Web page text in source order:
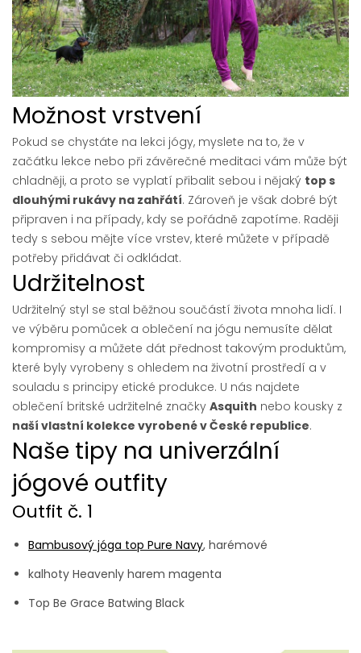
Možnost vrstvení
Pokud se chystáte na lekci jógy, myslete na to, že v
začátku lekce nebo při závěrečné meditaci vám může být
chladněji, a proto se vyplatí přibalit sebou i nějaký top s
dlouhými rukávy na zahřátí. Zároveň je však dobré být
připraven i na případy, kdy se pořádně zapotíme. Raději
tedy s sebou mějte více vrstev, které můžete v případě
potřeby přidávat či odkládat.
Udržitelnost
Udržitelný styl se stal běžnou součástí života mnoha lidí. I
ve výběru pomůcek a oblečení na jógu nemusíte dělat
kompromisy a můžete dát přednost takovým produktům,
které byly vyrobeny s ohledem na životní prostředí a v
souladu s principy etické produkce. U nás najdete
oblečení britské udržitelné značky Asquith nebo kousky z
naší vlastní kolekce vyrobené v České republice.
Naše tipy na univerzální
jógové outfity
Outfit č. 1
Bambusový jóga top Pure Navy, harémové
kalhoty Heavenly harem magenta
Top Be Grace Batwing Black